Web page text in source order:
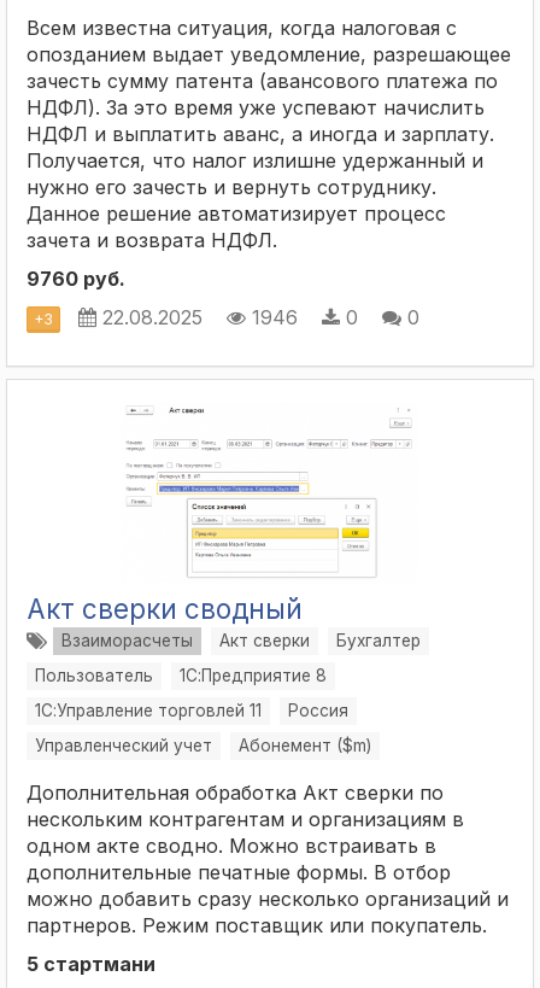
Всем известна ситуация, когда налоговая с
опозданием выдает уведомление, разрешающее
зачесть сумму патента (авансового платежа по
НДФЛ). За это время уже успевают начислить
НДФЛ и выплатить аванс, а иногда и зарплату.
Получается, что налог излишне удержанный и
нужно его зачесть и вернуть сотруднику.
Данное решение автоматизирует процесс
зачета и возврата НДФЛ.
9760 руб.
+3 22.08.2025 1946 0 0
Акт сверки сводный
Взаиморасчеты Акт сверки
Бухгалтер
Пользователь
1С:Предприятие 8
1С:Управление торговлей 11
Россия
Управленческий учет
Абонемент ($m)
Дополнительная обработка Акт сверки по
нескольким контрагентам и организациям в
одном акте сводно. Можно встраивать в
дополнительные печатные формы. В отбор
можно добавить сразу несколько организаций и
партнеров. Режим поставщик или покупатель.
5 стартмани